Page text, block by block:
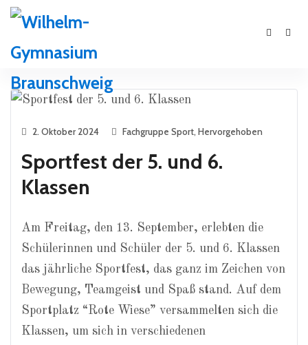
2. Oktober 2024 Fachgruppe Sport, Hervorgehoben
Sportfest der 5. und 6.
Klassen
Am Freitag, den 13. September, erlebten die
Schülerinnen und Schüler der 5. und 6. Klassen
das jährliche Sportfest, das ganz im Zeichen von
Bewegung, Teamgeist und Spaß stand. Auf dem
Sportplatz “Rote Wiese” versammelten sich die
Klassen, um sich in verschiedenen